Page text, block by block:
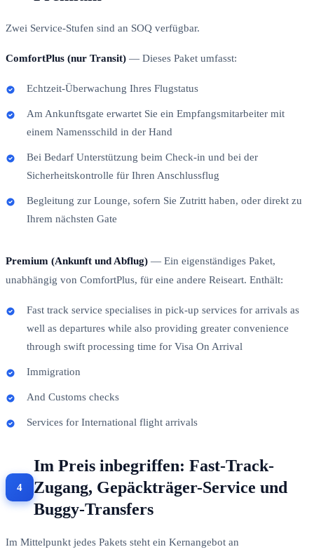
Zwei Service-Stufen sind an SOQ verfügbar.
ComfortPlus (nur Transit) — Dieses Paket umfasst:
Echtzeit-Überwachung Ihres Flugstatus
Am Ankunftsgate erwartet Sie ein Empfangsmitarbeiter mit
einem Namensschild in der Hand
Bei Bedarf Unterstützung beim Check-in und bei der
Sicherheitskontrolle für Ihren Anschlussflug
Begleitung zur Lounge, sofern Sie Zutritt haben, oder direkt zu
Ihrem nächsten Gate
Premium (Ankunft und Abflug) — Ein eigenständiges Paket,
unabhängig von ComfortPlus, für eine andere Reiseart. Enthält:
Fast track service specialises in pick-up services for arrivals as
well as departures while also providing greater convenience
through swift processing time for Visa On Arrival
Immigration
And Customs checks
Services for International flight arrivals
Im Preis inbegriffen: Fast-Track-
Zugang, Gepäckträger-Service und
Buggy-Transfers
Im Mittelpunkt jedes Pakets steht ein Kernangebot an